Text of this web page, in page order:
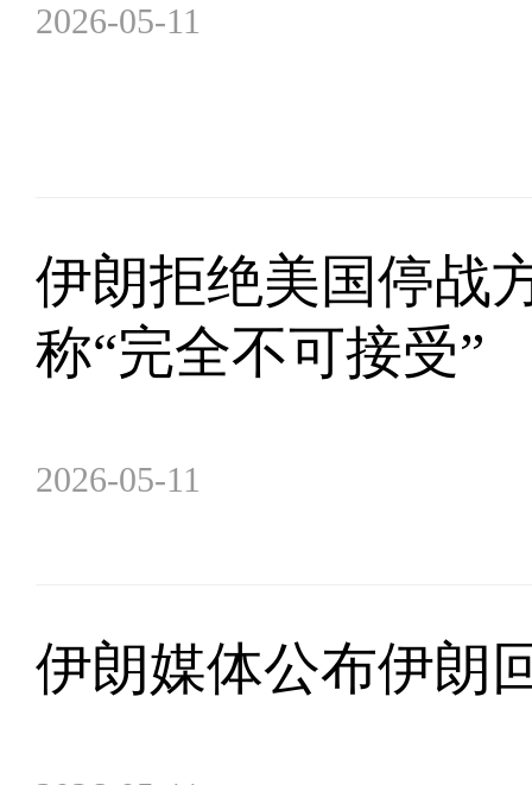
2026-05-11
伊朗拒绝美国停战
称“完全不可接受”
2026-05-11
伊朗媒体公布伊朗